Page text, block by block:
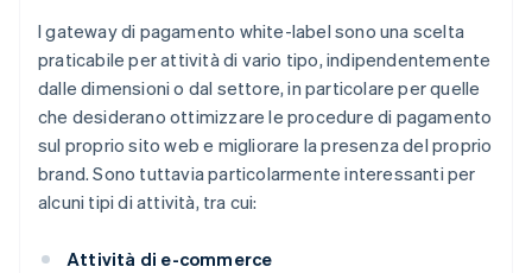
I gateway di pagamento white-label sono una scelta
praticabile per attività di vario tipo, indipendentemente
dalle dimensioni o dal settore, in particolare per quelle
che desiderano ottimizzare le procedure di pagamento
sul proprio sito web e migliorare la presenza del proprio
brand. Sono tuttavia particolarmente interessanti per
alcuni tipi di attività, tra cui:
Attività di e-commerce